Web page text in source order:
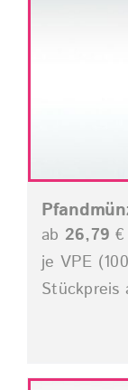
ab 26,79 €
je VPE
Stückpreis